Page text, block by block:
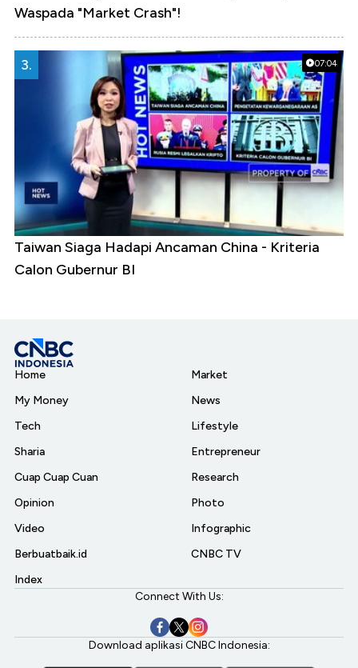
Waspada "Market Crash"!
07:04
3.
Taiwan Siaga Hadapi Ancaman China - Kriteria
Calon Gubernur BI
Home
My Money
Tech
Sharia
Cuap Cuap Cuan
Opinion
Video
Berbuatbaik.id
Index
Market
News
Lifestyle
Entrepreneur
Research
Photo
Infographic
CNBC TV
Connect With Us:
Download aplikasi CNBC Indonesia: